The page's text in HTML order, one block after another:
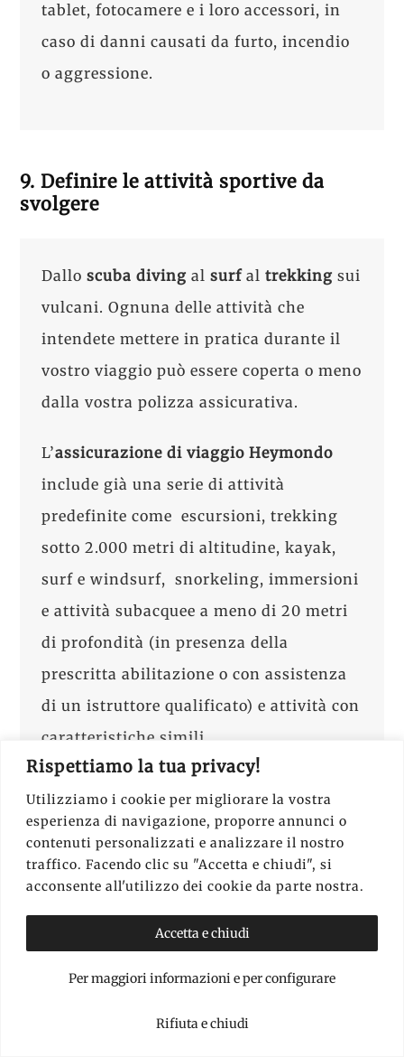
Rispettiamo la tua privacy!
Utilizziamo i cookie per migliorare la vostra
esperienza di navigazione, proporre annunci o
contenuti personalizzati e analizzare il nostro
traffico. Facendo clic su "Accetta e chiudi", si
acconsente all'utilizzo dei cookie da parte nostra.
Per maggiori informazioni e per configurare
Rifiuta e chiudi
Accetta e chiudi
tablet, fotocamere e i loro accessori, in
caso di danni causati da furto, incendio
o aggressione.
9. Definire le attività sportive da
svolgere
Dallo scuba diving alsurfal trekking sui
vulcani. Ognuna delle attività che
intendete mettere in pratica durante il
vostro viaggio può essere coperta o meno
dalla vostra polizza assicurativa.
L’assicurazione di viaggio Heymondo
include già una serie di attività
predefinite come escursioni, trekking
sotto 2.000 metri di altitudine, kayak,
surf e windsurf, snorkeling, immersioni
e attività subacquee a meno di 20 metri
di profondità (in presenza della
prescritta abilitazione o con assistenza
di un istruttore qualificato) e attività con
caratteristiche simili.
le opzioni per gli sport più estremi o di
livello professionale come attività
subacquee a più di 20 metri, arrampicata
sportiva, sci nautico, kitesurfing, quad,